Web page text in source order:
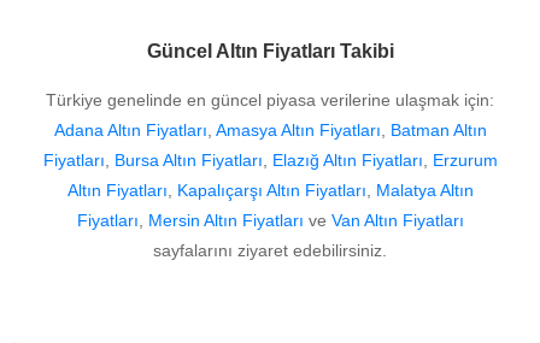
Güncel Altın Fiyatları Takibi
Türkiye genelinde en güncel piyasa verilerine ulaşmak için:
Adana Altın Fiyatları Amasya Altın Fiyatları
Batman Altın
Fiyatları
Bursa Altın Fiyatları Elazığ Altın Fiyatları
Erzurum
Altın Fiyatları
Kapalıçarşı Altın Fiyatları
Malatya Altın
Fiyatları
Mersin Altın Fiyatları ve Van Altın Fiyatları
sayfalarını ziyaret edebilirsiniz.